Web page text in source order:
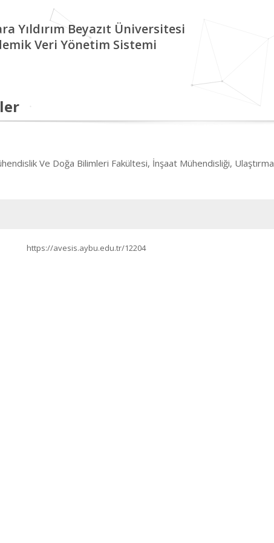
Yıldırım Beyazıt Üniversitesi
Veri Yönetim Sistemi
Ve Doğa Bilimleri Fakültesi, İnşaat Mühendisliği, Ulaştırma
https://avesis.aybu.edu.tr/12204